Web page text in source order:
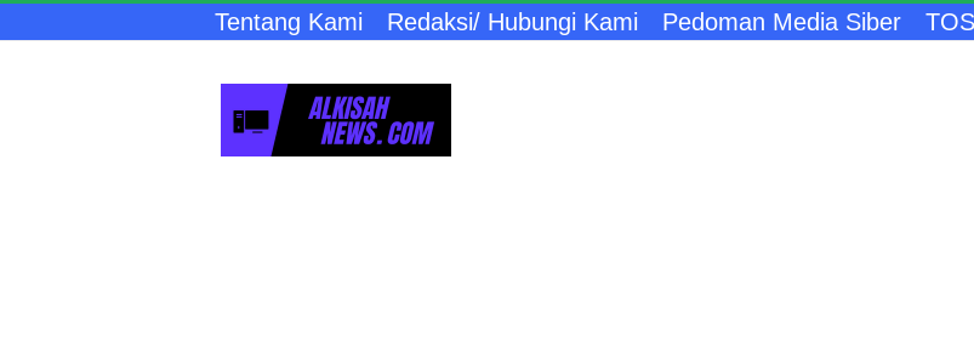
Tentang Kami Redaksi/ Hubungi Kami Pedoman Media Siber TOS